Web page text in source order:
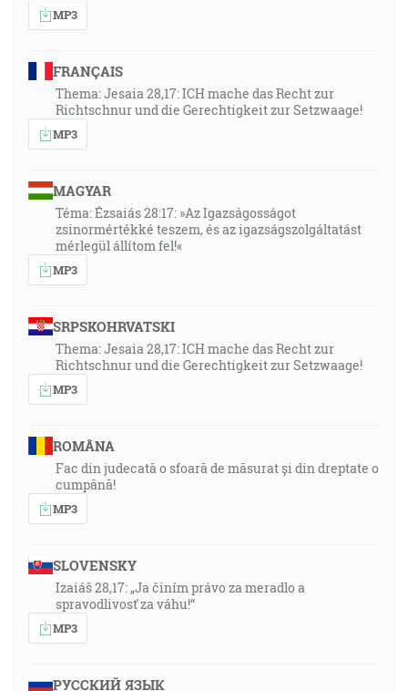
MP3
FRANÇAIS
Thema: Jesaia 28,17: ICH mache das Recht zur
Richtschnur und die Gerechtigkeit zur Setzwaage!
MP3
MAGYAR
Téma: Ézsaiás 28:17: »Az Igazságosságot
zsinormértékké teszem, és az igazságszolgáltatást
mérlegül állítom fel!«
MP3
SRPSKOHRVATSKI
Thema: Jesaia 28,17: ICH mache das Recht zur
Richtschnur und die Gerechtigkeit zur Setzwaage!
MP3
ROMÂNA
Fac din judecată o sfoară de măsurat și din dreptate o
cumpănă!
MP3
SLOVENSKY
Izaiáš 28,17: „Ja činím právo za meradlo a
spravodlivosť za váhu!“
MP3
РУССКИЙ ЯЗЫК